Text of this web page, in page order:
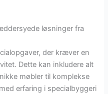
løsninger fra
der kræver en
Dette kan inkludere alt
møbler til komplekse
erfaring i specialbyggeri